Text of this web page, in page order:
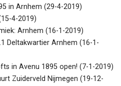
in Arnhem (29-4-2019)
4-2019)
Arnhem (16-1-2019)
Deltakwartier Arnhem (16-1-
in Avenu 1895 open! (7-1-2019)
Zuiderveld Nijmegen (19-12-